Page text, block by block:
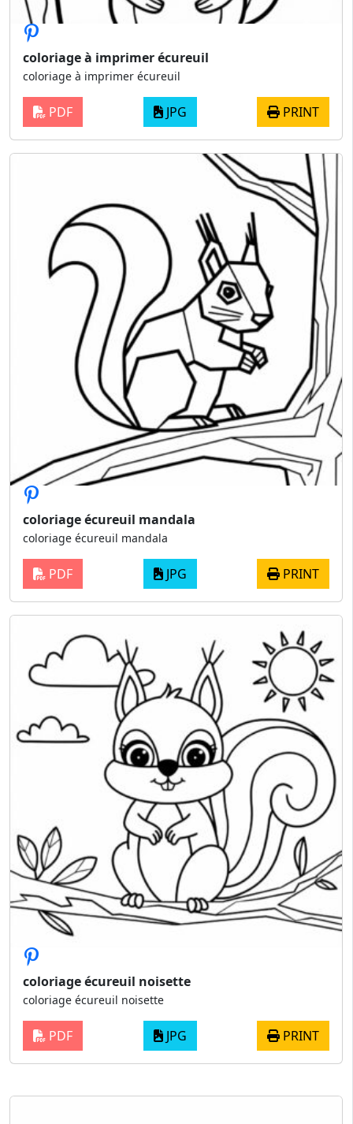
coloriage à imprimer écureuil
coloriage à imprimer écureuil
PDF JPG PRINT
coloriage écureuil mandala
coloriage écureuil mandala
PDF JPG PRINT
coloriage écureuil noisette
coloriage écureuil noisette
PDF JPG PRINT